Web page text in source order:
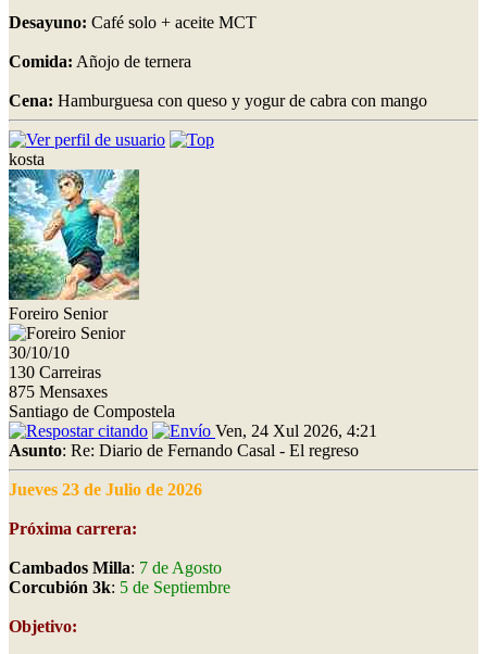
Desayuno: Café solo + aceite MCT
Comida: Añojo de ternera
Cena: Hamburguesa con queso y yogur de cabra con mango
kosta
Foreiro Senior
30/10/10
130 Carreiras
875 Mensaxes
Santiago de Compostela
Ven, 24 Xul 2026, 4:21
Asunto: Re: Diario de Fernando Casal - El regreso
Jueves 23 de Julio de 2026
Próxima carrera:
Cambados Milla: 7 de Agosto
Corcubión 3k: 5 de Septiembre
Objetivo: